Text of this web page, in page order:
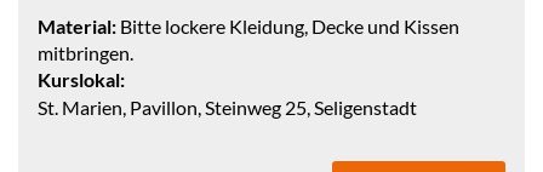
Material: Bitte lockere Kleidung, Decke und Kissen
mitbringen.
Kurslokal:
St. Marien, Pavillon, Steinweg 25, Seligenstadt